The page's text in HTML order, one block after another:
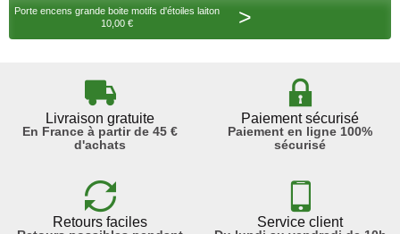
Porte encens grande boite motifs d'étoiles laiton
10,00 €
>
Livraison gratuite
En France à partir de 45 €
d'achats
Paiement sécurisé
Paiement en ligne 100%
sécurisé
Retours faciles Service client